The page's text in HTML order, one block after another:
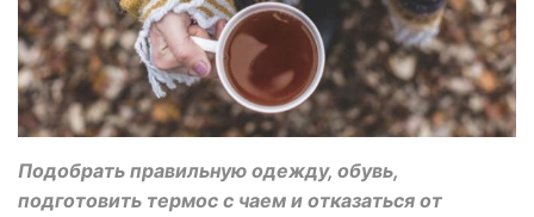
Подобрать правильную одежду, обувь,
подготовить термос с чаем и отказаться от